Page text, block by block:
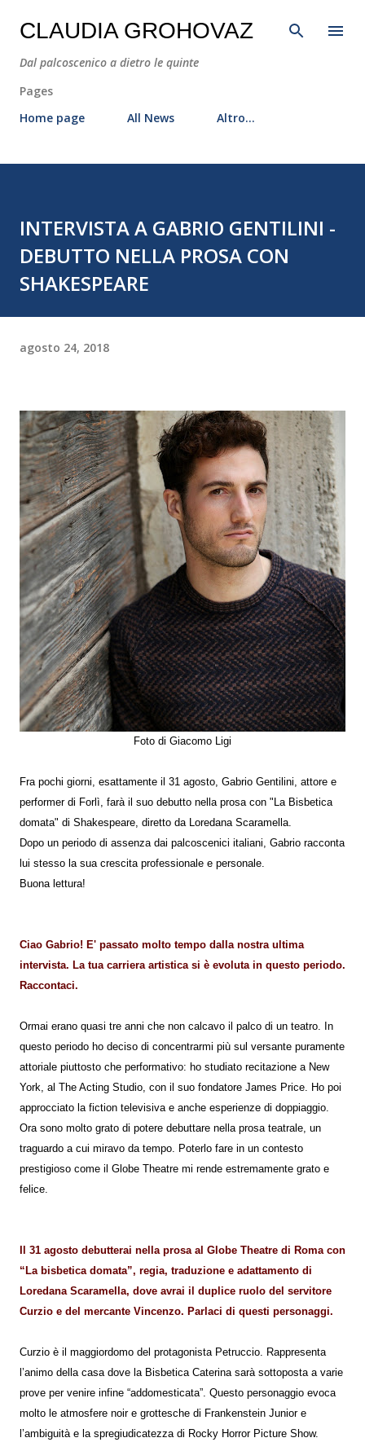
Passa ai contenuti principali
CLAUDIA GROHOVAZ
Dal palcoscenico a dietro le quinte
Pages
Home page
All News Altro…
INTERVISTA A GABRIO GENTILINI -
DEBUTTO NELLA PROSA CON
SHAKESPEARE
agosto 24, 2018
Foto di Giacomo Ligi
Fra pochi giorni, esattamente il 31 agosto, Gabrio Gentilini, attore e
performer di Forlì, farà il suo debutto nella prosa con "La Bisbetica
domata" di Shakespeare, diretto da Loredana Scaramella.
Dopo un periodo di assenza dai palcoscenici italiani, Gabrio racconta
lui stesso la sua crescita professionale e personale.
Buona lettura!
Ciao Gabrio! E' passato molto tempo dalla nostra ultima
intervista. La tua carriera artistica si è evoluta in questo periodo.
Raccontaci.
Ormai erano quasi tre anni che non calcavo il palco di un teatro. In
questo periodo ho deciso di concentrarmi più sul versante puramente
attoriale piuttosto che performativo: ho studiato recitazione a New
York, al The Acting Studio, con il suo fondatore James Price. Ho poi
approcciato la fiction televisiva e anche esperienze di doppiaggio.
Ora sono molto grato di potere debuttare nella prosa teatrale, un
traguardo a cui miravo da tempo. Poterlo fare in un contesto
prestigioso come il Globe Theatre mi rende estremamente grato e
felice.
Il 31 agosto debutterai nella prosa al Globe Theatre di Roma con
“La bisbetica domata”, regia, traduzione e adattamento di
Loredana Scaramella, dove avrai il duplice ruolo del servitore
Curzio e del mercante Vincenzo. Parlaci di questi personaggi.
Curzio è il maggiordomo del protagonista Petruccio. Rappresenta
l’animo della casa dove la Bisbetica Caterina sarà sottoposta a varie
prove per venire infine “addomesticata”. Questo personaggio evoca
molto le atmosfere noir e grottesche di Frankenstein Junior e
l’ambiguità e la spregiudicatezza di Rocky Horror Picture Show.